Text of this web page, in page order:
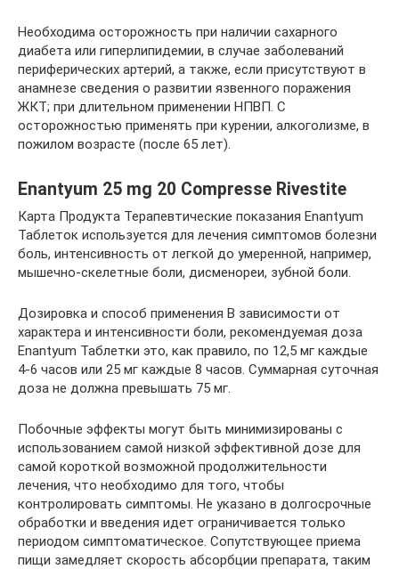
Необходима осторожность при наличии сахарного
диабета или гиперлипидемии, в случае заболеваний
периферических артерий, а также, если присутствуют в
анамнезе сведения о развитии язвенного поражения
ЖКТ; при длительном применении НПВП. С
осторожностью применять при курении, алкоголизме, в
пожилом возрасте (после 65 лет).
Enantyum 25 mg 20 Compresse Rivestite
Карта Продукта Терапевтические показания Enantyum
Таблеток используется для лечения симптомов болезни
боль, интенсивность от легкой до умеренной, например,
мышечно-скелетные боли, дисменореи, зубной боли.
Дозировка и способ применения В зависимости от
характера и интенсивности боли, рекомендуемая доза
Enantyum Таблетки это, как правило, по 12,5 мг каждые
4-6 часов или 25 мг каждые 8 часов. Суммарная суточная
доза не должна превышать 75 мг.
Побочные эффекты могут быть минимизированы с
использованием самой низкой эффективной дозе для
самой короткой возможной продолжительности
лечения, что необходимо для того, чтобы
контролировать симптомы. Не указано в долгосрочные
обработки и введения идет ограничивается только
периодом симптоматическое. Сопутствующее приема
пищи замедляет скорость абсорбции препарата, таким